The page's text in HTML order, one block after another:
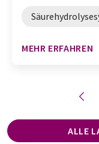
MEHR ERFAHREN
ALLE